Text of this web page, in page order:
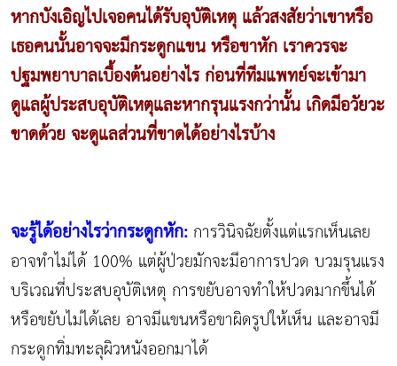
หากบังเอิญไปเจอคนได้รับอุบัติเหตุ แล้วสงสัยว่าเขาหรือ
เธอคนนั้นอาจจะมีกระดูกแขน หรือขาหัก เราควรจะ
ปฐมพยาบาลเบื้องต้นอย่างไร ก่อนที่ทีมแพทย์จะเข้ามา
ดูแลผู้ประสบอุบัติเหตุและหากรุนแรงกว่านั้น เกิดมีอวัยวะ
ขาดด้วย จะดูแลส่วนที่ขาดได้อย่างไรบ้าง
จะรู้ได้อย่างไรว่ากระดูกหัก: การวินิจฉัยตั้งแต่แรกเห็นเลย
อาจทำไม่ได้ 100% แต่ผู้ป่วยมักจะมีอาการปวด บวมรุนแรง
บริเวณที่ประสบอุบัติเหตุ การขยับอาจทำให้ปวดมากขึ้นได้
หรือขยับไม่ได้เลย อาจมีแขนหรือขาผิดรูปให้เห็น และอาจมี
กระดูกทิ่มทะลุผิวหนังออกมาได้